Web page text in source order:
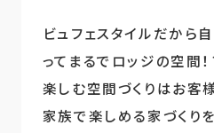
ビュフェスタイルだから
ってまるでロッジの空間！
楽しむ空間づくりはお客
家族で楽しめる家づくり